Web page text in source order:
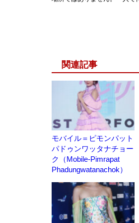
関連記事
モバイル＝ピモンパット
パドゥンワッタナチョー
ク（Mobile-Pimrapat
Phadungwatanachok）